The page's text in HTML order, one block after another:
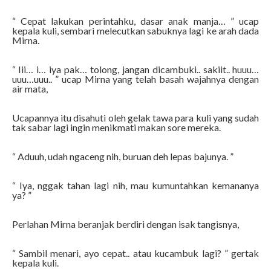
“ Cepat lakukan perintahku, dasar anak manja… ” ucap
kepala kuli, sembari melecutkan sabuknya lagi ke arah dada
Mirna.
“ Iii… i… iya pak… tolong, jangan dicambuki.. sakiit.. huuu…
uuu…uuu.. ” ucap Mirna yang telah basah wajahnya dengan
air mata,
Ucapannya itu disahuti oleh gelak tawa para kuli yang sudah
tak sabar lagi ingin menikmati makan sore mereka.
“ Aduuh, udah ngaceng nih, buruan deh lepas bajunya. ”
“ Iya, nggak tahan lagi nih, mau kumuntahkan kemananya
ya? ”
Perlahan Mirna beranjak berdiri dengan isak tangisnya,
“ Sambil menari, ayo cepat.. atau kucambuk lagi? ” gertak
kepala kuli.